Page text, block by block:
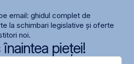
email: ghidul complet de
la schimbari legislative și oferte
noi.
pieței!